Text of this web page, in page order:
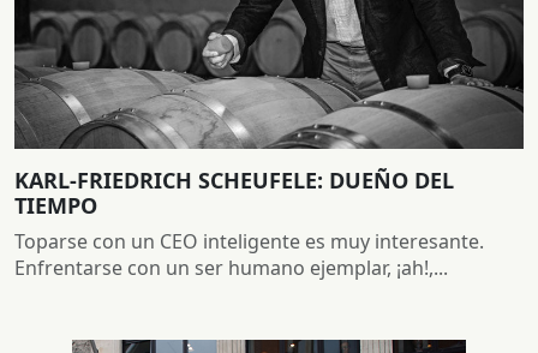
KARL-FRIEDRICH SCHEUFELE: DUEÑO DEL
TIEMPO
Toparse con un CEO inteligente es muy interesante.
Enfrentarse con un ser humano ejemplar, ¡ah!,...